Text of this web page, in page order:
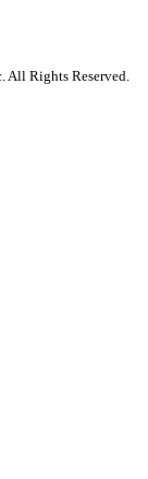
All Rights Reserved.